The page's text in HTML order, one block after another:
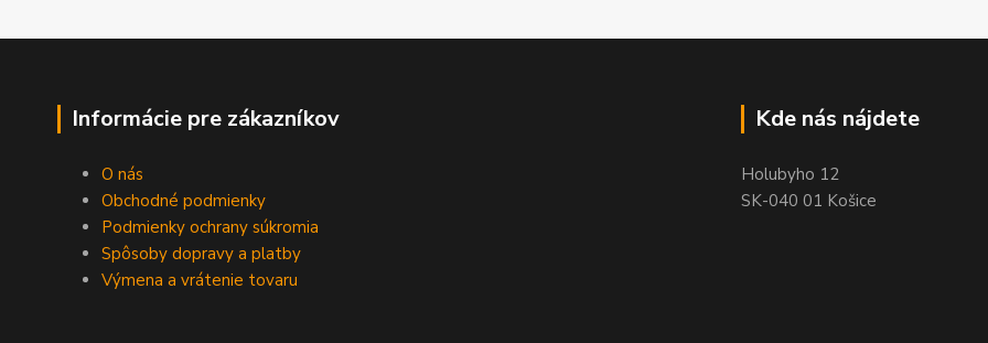
Informácie pre zákazníkov
O nás
Obchodné podmienky
Podmienky ochrany súkromia
Spôsoby dopravy a platby
Výmena a vrátenie tovaru
Kde nás nájdete
Holubyho 12
SK-040 01 Košice